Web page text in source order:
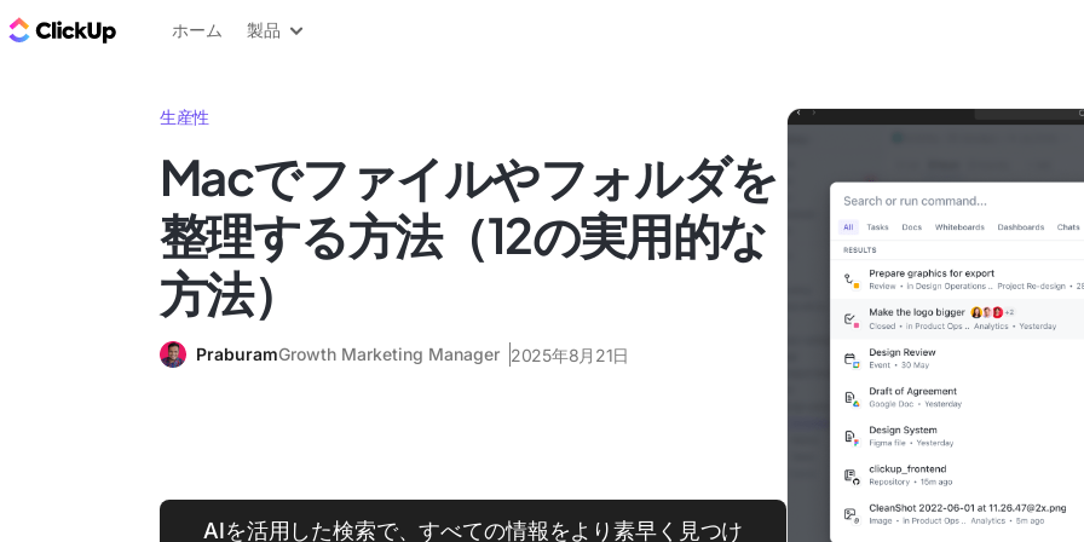
ClickUp ブログ
ホーム 製品
生産性
Macでファイルやフォルダを
整理する方法（12の実用的な
方法）
PraburamGrowth Marketing Manager 2025年8月21日
AIを活用した検索で、すべての情報をより素早く見つけ